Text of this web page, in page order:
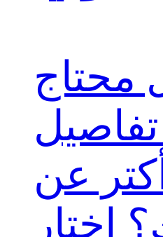
محتاج
أكتر عن
اختار